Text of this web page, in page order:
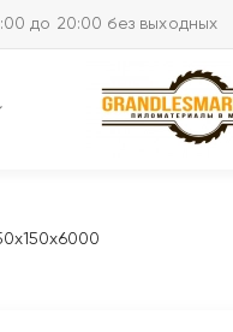
до 20:00 без выходных